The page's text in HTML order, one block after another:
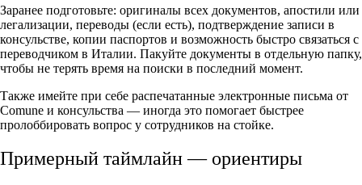
Заранее подготовьте: оригиналы всех документов, апостили или
легализации, переводы (если есть), подтверждение записи в
консульстве, копии паспортов и возможность быстро связаться с
переводчиком в Италии. Пакуйте документы в отдельную папку,
чтобы не терять время на поиски в последний момент.
Также имейте при себе распечатанные электронные письма от
Comune и консульства — иногда это помогает быстрее
пролоббировать вопрос у сотрудников на стойке.
Примерный таймлайн — ориентиры